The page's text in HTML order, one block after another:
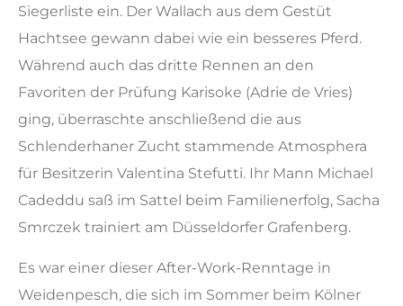
Siegerliste ein. Der Wallach aus dem Gestüt
Hachtsee gewann dabei wie ein besseres Pferd.
Während auch das dritte Rennen an den
Favoriten der Prüfung Karisoke (Adrie de Vries)
ging, überraschte anschließend die aus
Schlenderhaner Zucht stammende Atmosphera
für Besitzerin Valentina Stefutti. Ihr Mann Michael
Cadeddu saß im Sattel beim Familienerfolg, Sacha
Smrczek trainiert am Düsseldorfer Grafenberg.
Es war einer dieser After-Work-Renntage in
Weidenpesch, die sich im Sommer beim Kölner